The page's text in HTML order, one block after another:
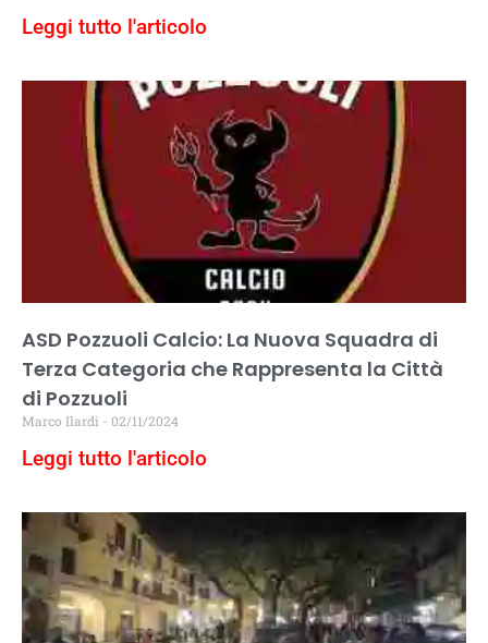
Leggi tutto l'articolo
ASD Pozzuoli Calcio: La Nuova Squadra di
Terza Categoria che Rappresenta la Città
di Pozzuoli
Marco Ilardi 02/11/2024
Leggi tutto l'articolo